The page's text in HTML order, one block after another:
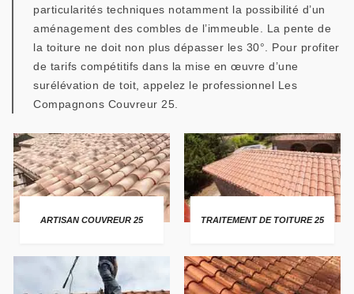
particularités techniques notamment la possibilité d’un
aménagement des combles de l’immeuble. La pente de
la toiture ne doit non plus dépasser les 30°. Pour profiter
de tarifs compétitifs dans la mise en œuvre d’une
surélévation de toit, appelez le professionnel Les
Compagnons Couvreur 25.
ARTISAN COUVREUR 25 TRAITEMENT DE TOITURE 25